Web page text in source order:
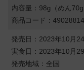
内容量：98g（めん70g
商品コード：
発売日：2023年10月24
実食日：2023年10月29
発売地域：全国